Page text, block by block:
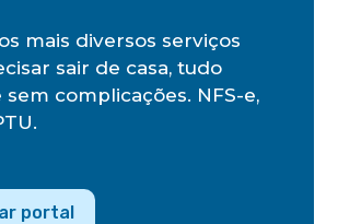
mais diversos serviços
sair de casa, tudo
sem complicações. NFS-e,
portal